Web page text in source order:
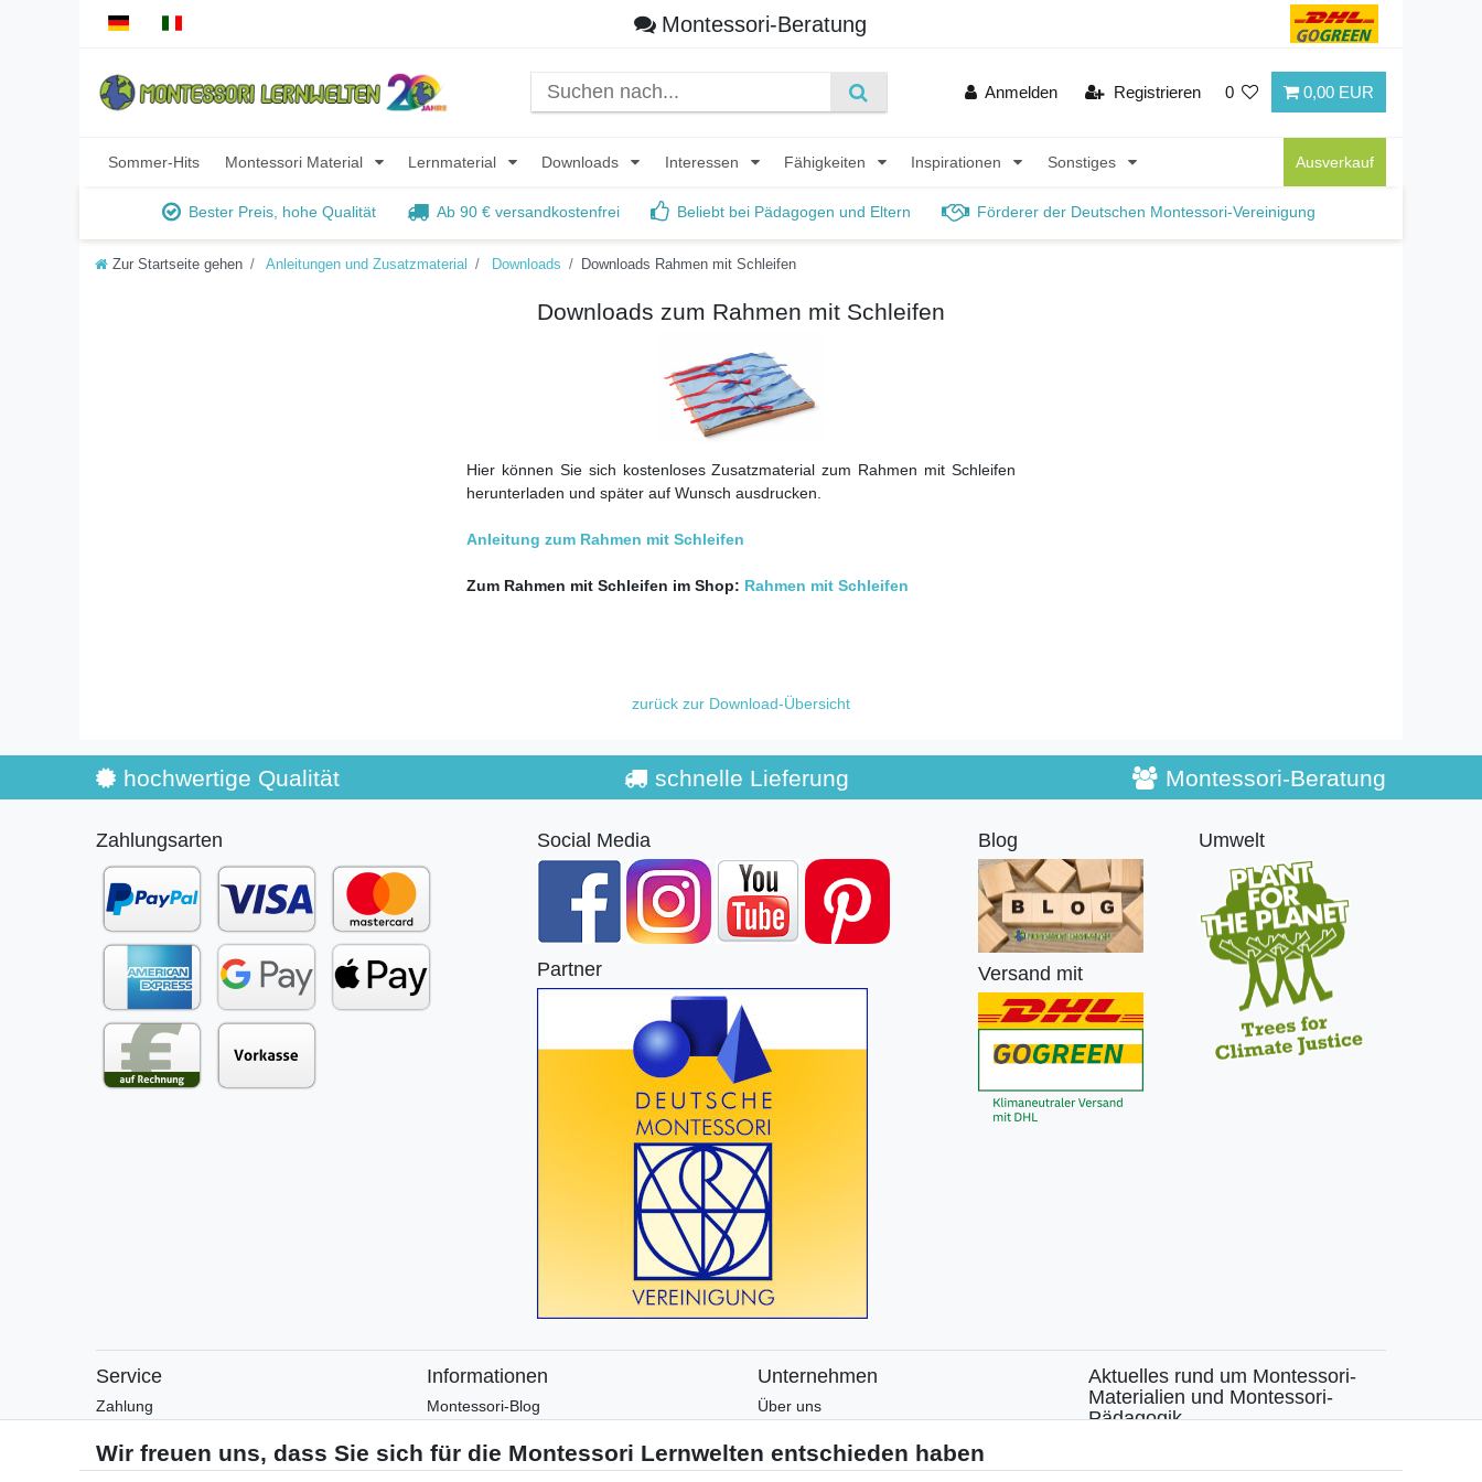
Montessori-Beratung
Anmelden Registrieren 0 0,00 EUR
Sommer-Hits Montessori Material Lernmaterial Downloads Interessen Fähigkeiten Inspirationen Sonstiges Ausverkauf
Bester Preis, hohe Qualität Ab 90 € versandkostenfrei Beliebt bei Pädagogen und Eltern Förderer der Deutschen Montessori-Vereinigung
Zur Startseite gehen Anleitungen und Zusatzmaterial Downloads Downloads Rahmen mit Schleifen
Downloads zum Rahmen mit Schleifen
Hier können Sie sich kostenloses Zusatzmaterial zum Rahmen mit Schleifen
herunterladen und später auf Wunsch ausdrucken.
Anleitung zum Rahmen mit Schleifen
Zum Rahmen mit Schleifen im Shop: Rahmen mit Schleifen
zurück zur Download-Übersicht
hochwertige Qualität schnelle Lieferung Montessori-Beratung
Zahlungsarten Social Media
Partner
Blog
Versand mit
Umwelt
Service
Zahlung
Rückgabe
Helpcenter
Informationen
Montessori-Blog
Arbeitsblätter
Anleitungen und Zusatzmaterial
Unternehmen
Über uns
Partnerprogramm
Widerrufsrecht
Aktuelles rund um Montessori-
Materialien und Montessori-
Pädagogik.